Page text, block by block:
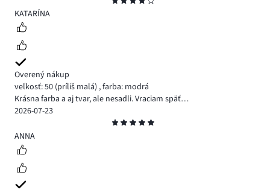
4
KATARÍNA
Overený nákup
veľkosť: 50 (príliš malá) ,farba: modrá
Krásna farba a aj tvar, ale nesadli. Vraciam späť…
2026-07-23
5
ANNA